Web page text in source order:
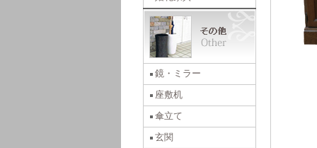
鏡・ミラー
座敷机
傘立て
玄関